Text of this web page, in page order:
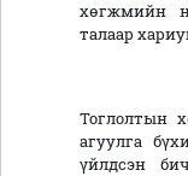
хөгжмийн
талаар
Тоглолтын
агуулга
үйлдсэн